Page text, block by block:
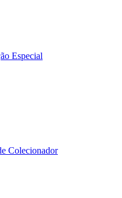
Especial
Colecionador